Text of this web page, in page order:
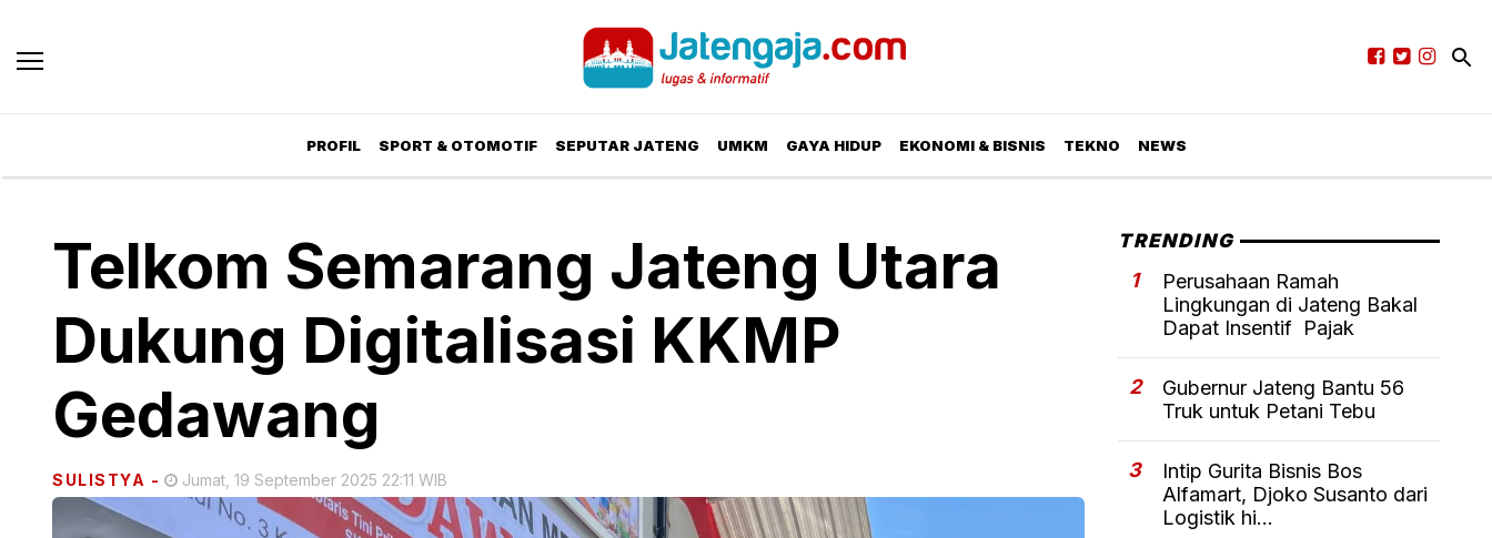
PROFIL SPORT & OTOMOTIF SEPUTAR JATENG UMKM GAYA HIDUP EKONOMI & BISNIS TEKNO NEWS
Telkom Semarang Jateng Utara
Dukung Digitalisasi KKMP
Gedawang
SULISTYA - Jumat, 19 September 2025 22:11 WIB
TRENDING
1
Perusahaan Ramah
Lingkungan di Jateng Bakal
Dapat Insentif Pajak
2
Gubernur Jateng Bantu 56
Truk untuk Petani Tebu
3
Intip Gurita Bisnis Bos
Alfamart, Djoko Susanto dari
Logistik hi...